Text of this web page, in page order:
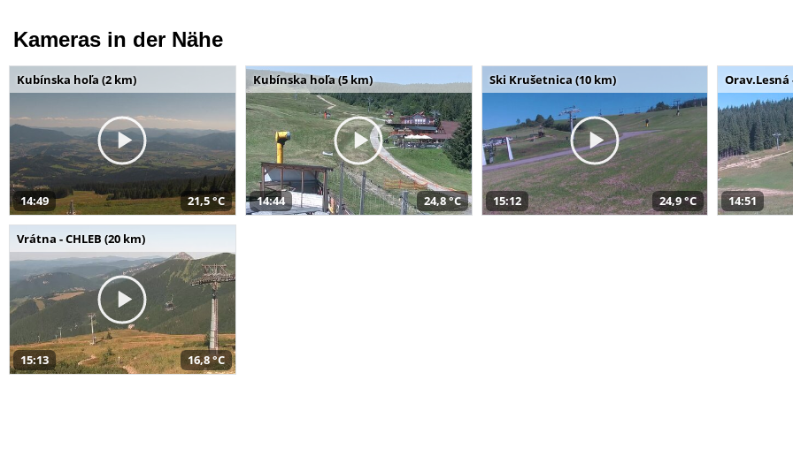
Kameras in der Nähe
Kubínska hoľa (2 km)
14:49 21,5 °C
Kubínska hoľa (5 km)
14:44 24,8 °C
Ski Krušetnica (10 km)
15:12 24,9 °C
Orav.Lesná
14:51
Vrátna - CHLEB (20 km)
15:13 16,8 °C